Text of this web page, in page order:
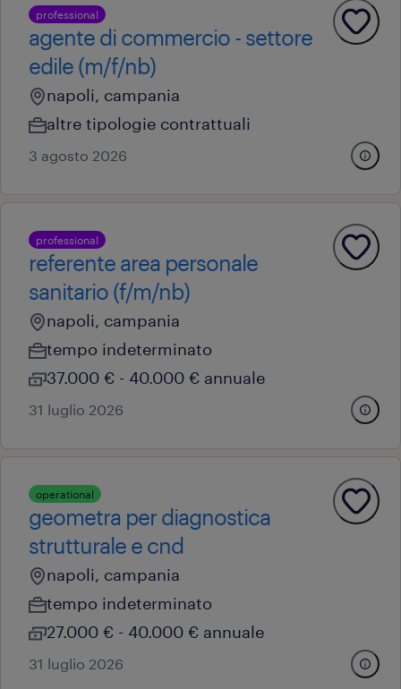
professional
agente di commercio - settore
edile (m/f/nb)
napoli, campania
altre tipologie contrattuali
3 agosto 2026
professional
referente area personale
sanitario (f/m/nb)
napoli, campania
tempo indeterminato
37.000 € - 40.000 € annuale
31 luglio 2026
operational
geometra per diagnostica
strutturale e cnd
napoli, campania
tempo indeterminato
27.000 € - 40.000 € annuale
31 luglio 2026